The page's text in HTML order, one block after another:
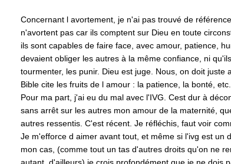
Concernant l avortement, je n'ai pas trouvé de
n'avortent pas car ils comptent sur Dieu en toute
ils sont capables de faire face, avec amour, patience,
devaient obliger les autres à la même confiance, ni
tourmenter, les punir. Dieu est juge. Nous, on doit juste
Bible cite les fruits de l amour : la patience, la bonté, etc...
Pour ma part, j'ai eu du mal avec l'IVG. Cest dur à
sans arrêt sur les autres mon amour de la maternité,
autres ressentis. C'est récent. Je réfléchis, faut voir
Je m'efforce d aimer avant tout, et même si l'ivg est un
mon cas, (comme tout un tas d'autres droits qu'on ne
autant, d'ailleurs) je crois profondément que je ne dois